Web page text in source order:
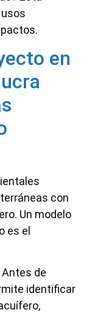
en
con
Un modelo
es el
Antes de
identificar